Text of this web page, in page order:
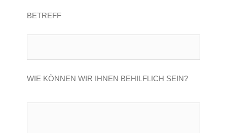
BETREFF
WIE KÖNNEN WIR IHNEN BEHILFLICH SEIN?